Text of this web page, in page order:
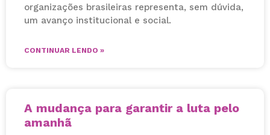
organizações brasileiras representa, sem dúvida,
um avanço institucional e social.
CONTINUAR LENDO »
A mudança para garantir a luta pelo
amanhã